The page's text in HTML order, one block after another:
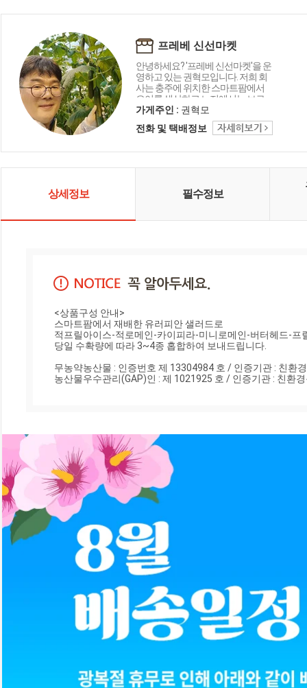
프레베 신선마켓
안녕하세요? '프레베 신선마켓'을 운
영하고 있는 권혁모입니다. 저희 회
사는 충주에 위치한 스마트팜에서
오이를 생산하고 노지에서는 브로
콜리와 가지 등을 재배하고 있습니
다. 뿐만아니라 강원도 철원, 평창, 제
주도, 진주, 여주 등 전국 산지에서 다
다.
가게주인 : 권혁모
전화 및 택배정보
상세정보 필수정보
<상품구성 안내>
스마트팜에서 재배한 유러피안 샐러드로
적프릴아이스-적로메인-카이피라-미니로메인-버터헤드-프
당일 수확량에 따라 3~4종 홉합하여 보내드립니다.
무농약농산물 : 인증번호 제 13304984 호 / 인증기관 : 친환
농산물우수관리(GAP)인 : 제 1021925 호 / 인증기관 : 친환